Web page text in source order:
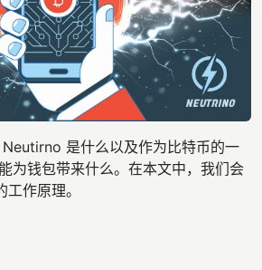
是什么以及作为比特币的一
为钱包带来什么。在本文中，我们会
作原理。